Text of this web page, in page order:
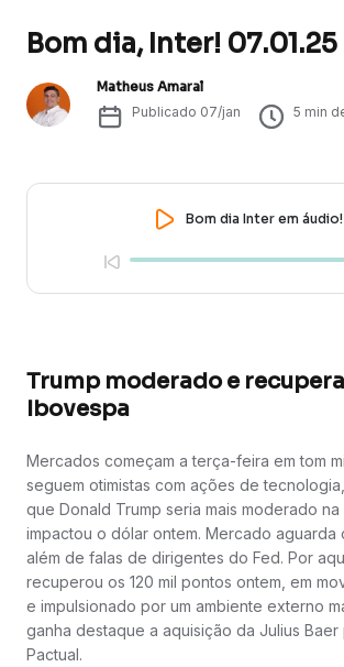
Bom dia, Inter! 07.01.25
Matheus Amaral
Publicado 07/jan 5 min
Bom dia Inter em áudio!
Trump moderado e
Ibovespa
Mercados começam a terça-feira em tom
seguem otimistas com ações de
que Donald Trump seria mais moderado
impactou o dólar ontem. Mercado aguarda
além de falas de dirigentes do Fed. Por
recuperou os 120 mil pontos ontem, em
e impulsionado por um ambiente externo
ganha destaque a aquisição da Julius Baer
Pactual.